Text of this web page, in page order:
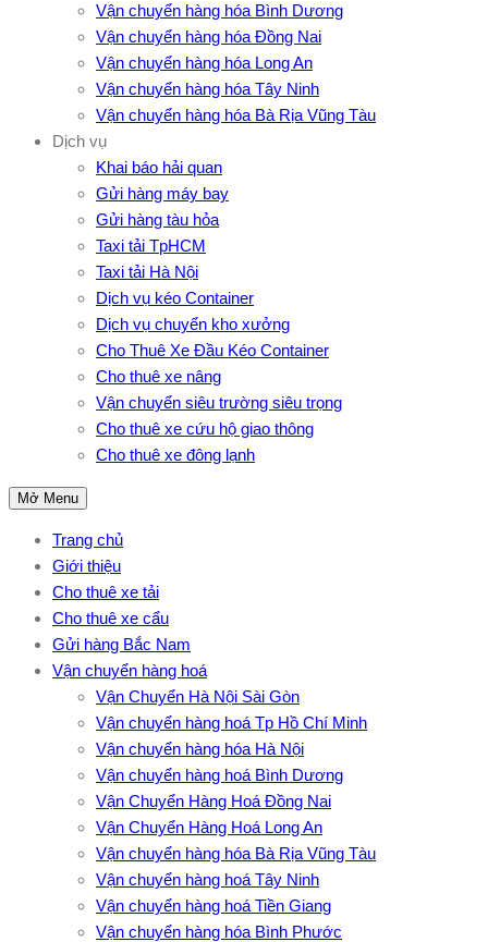
Vận chuyển hàng hóa Bình Dương
Vận chuyển hàng hóa Đồng Nai
Vận chuyển hàng hóa Long An
Vận chuyển hàng hóa Tây Ninh
Vận chuyển hàng hóa Bà Rịa Vũng Tàu
Dịch vụ
Khai báo hải quan
Gửi hàng máy bay
Gửi hàng tàu hỏa
Taxi tải TpHCM
Taxi tải Hà Nội
Dịch vụ kéo Container
Dịch vụ chuyển kho xưởng
Cho Thuê Xe Đầu Kéo Container
Cho thuê xe nâng
Vận chuyển siêu trường siêu trọng
Cho thuê xe cứu hộ giao thông
Cho thuê xe đông lạnh
Mở Menu
Trang chủ
Giới thiệu
Cho thuê xe tải
Cho thuê xe cẩu
Gửi hàng Bắc Nam
Vận chuyển hàng hoá
Vận Chuyển Hà Nội Sài Gòn
Vận chuyển hàng hoá Tp Hồ Chí Minh
Vận chuyển hàng hóa Hà Nội
Vận chuyển hàng hoá Bình Dương
Vận Chuyển Hàng Hoá Đồng Nai
Vận Chuyển Hàng Hoá Long An
Vận chuyển hàng hóa Bà Rịa Vũng Tàu
Vận chuyển hàng hoá Tây Ninh
Vận chuyển hàng hoá Tiền Giang
Vận chuyển hàng hóa Bình Phước